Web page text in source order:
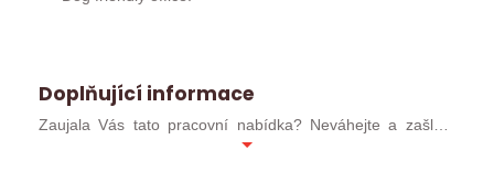
Doplňující informace
Zaujala Vás tato pracovní nabídka? Neváhejte a zašlete
svůj profesní životopis ve formátu MS WORD (ideálně